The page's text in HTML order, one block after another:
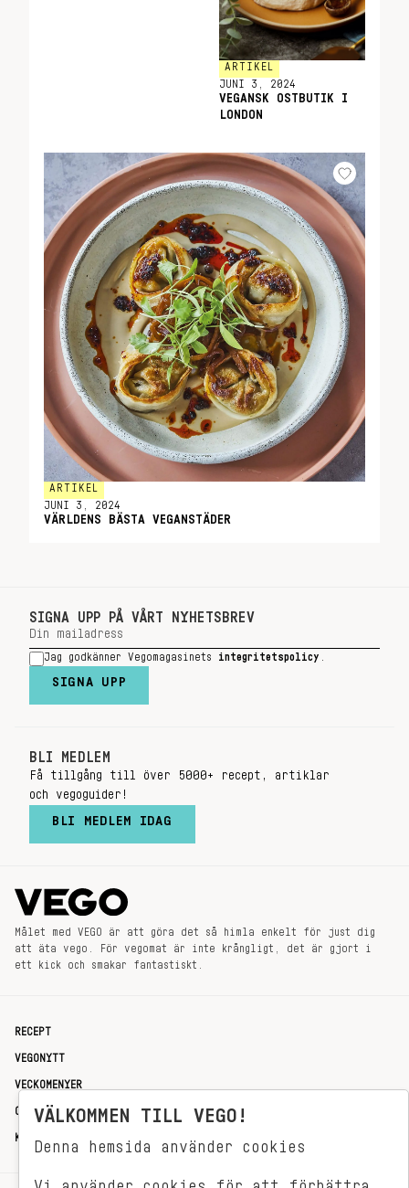
ARTIKEL
JUNI 3, 2024
VEGANSK OSTBUTIK I
LONDON
ARTIKEL
JUNI 3, 2024
VÄRLDENS BÄSTA VEGANSTÄDER
SIGNA UPP PÅ VÅRT NYHETSBREV
Jag godkänner Vegomagasinets integritetspolicy
SIGNA UPP
BLI MEDLEM
Få tillgång till över 5000+ recept, artiklar
och vegoguider!
BLI MEDLEM IDAG
Målet med VEGO är att göra det så himla enkelt för just dig
att äta vego. För vegomat är inte krångligt, det är gjort i
ett kick och smakar fantastiskt.
RECEPT
VEGONYTT
VECKOMENYER
OM OSS
KONTAKT
VÄLKOMMEN TILL VEGO!
Denna hemsida använder cookies